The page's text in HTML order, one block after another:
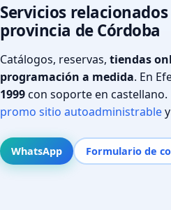
Servicios
provincia de Córdoba
Catálogos, reservas, tiendas
programación a medida. En
1999con soporte en castellano.
promo sitio autoadministrabley
WhatsApp Formulario de